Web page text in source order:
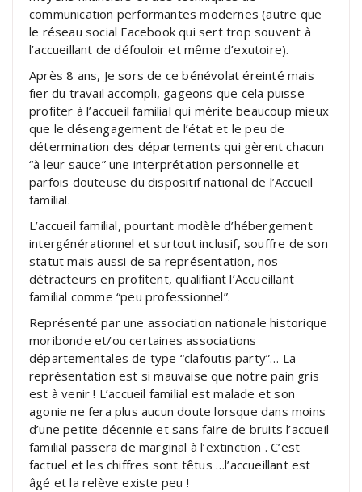
communication performantes modernes (autre que
le réseau social Facebook qui sert trop souvent à
l’accueillant de défouloir et même d’exutoire).
Après 8 ans, Je sors de ce bénévolat éreinté mais
fier du travail accompli, gageons que cela puisse
profiter à l’accueil familial qui mérite beaucoup mieux
que le désengagement de l’état et le peu de
détermination des départements qui gèrent chacun
“à leur sauce” une interprétation personnelle et
parfois douteuse du dispositif national de l’Accueil
familial.
L’accueil familial, pourtant modèle d’hébergement
intergénérationnel et surtout inclusif, souffre de son
statut mais aussi de sa représentation, nos
détracteurs en profitent, qualifiant l’Accueillant
familial comme “peu professionnel”.
Représenté par une association nationale historique
moribonde et/ou certaines associations
départementales de type “clafoutis party”… La
représentation est si mauvaise que notre pain gris
est à venir ! L’accueil familial est malade et son
agonie ne fera plus aucun doute lorsque dans moins
d’une petite décennie et sans faire de bruits l’accueil
familial passera de marginal à l’extinction . C’est
factuel et les chiffres sont têtus …l’accueillant est
âgé et la relève existe peu !